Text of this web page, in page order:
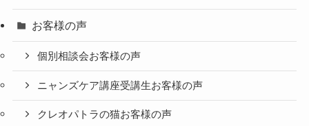
お客様の声
個別相談会お客様の声
ニャンズケア講座受講生お客様の声
クレオパトラの猫お客様の声